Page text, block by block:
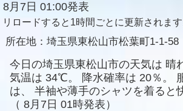
8月7日 01:00発表
リロードすると1時間ごとに更新されます
所在地： 埼玉県東松山市松葉町1-1-58
今日の埼玉県東松山市の天気は 晴
気温は 34℃。 降水確率は 20％。
は、
半袖や薄手のシャツを着ると
（ 8月7日 01時発表）